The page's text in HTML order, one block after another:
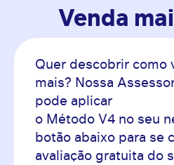
Venda
Quer descobrir como
mais? Nossa
pode aplicar
o Método V4 no seu
botão abaixo para se
avaliação gratuita do